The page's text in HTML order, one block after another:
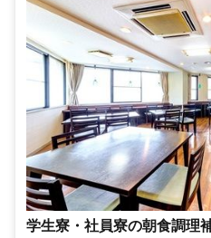
学生寮・社員寮の朝食調理